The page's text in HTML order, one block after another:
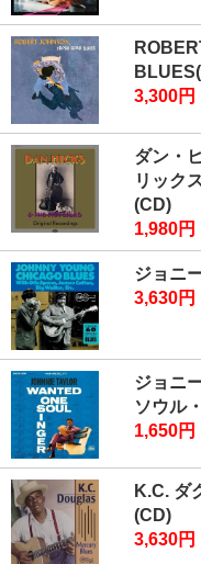
3,300円
ダン・
リック
(CD)
1,980円
ジョニ
3,630円
ジョニ
ソウル
1,650円
K.C. ダ
(CD)
3,630円